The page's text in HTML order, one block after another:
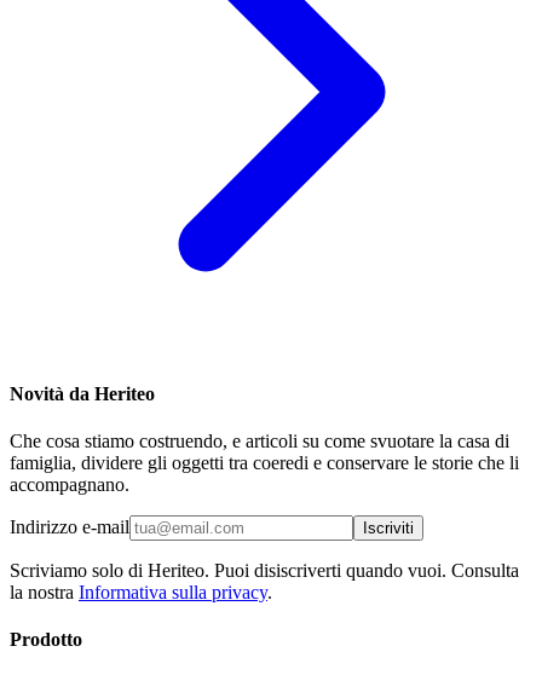
Novità da Heriteo
Che cosa stiamo costruendo, e articoli su come svuotare la casa di
famiglia, dividere gli oggetti tra coeredi e conservare le storie che li
accompagnano.
Indirizzo e-mail Iscriviti
Scriviamo solo di Heriteo. Puoi disiscriverti quando vuoi. Consulta
la nostra Informativa sulla privacy.
Prodotto